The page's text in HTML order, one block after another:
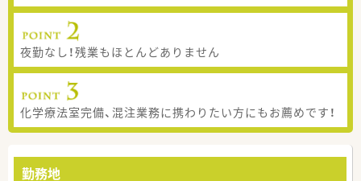
夜勤なし！残業もほとんどありません
化学療法室完備、混注業務に携わりたい方にもお薦めです！
勤務地